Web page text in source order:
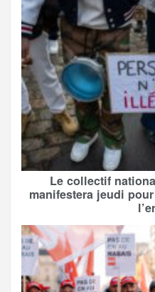
Le collectif
manifestera jeudi